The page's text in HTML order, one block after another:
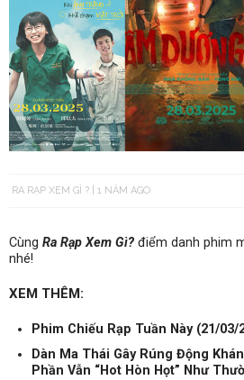
RA RẠP XEM GÌ ? 1 NĂM AGO
Cùng Ra Rạp Xem Gì? điểm danh phim
nhé!
XEM THÊM:
Phim Chiếu Rạp Tuần Này (21/03/
Dàn Ma Thái Gây Rúng Động
Phần Vẫn “Hot Hòn Họt” Như